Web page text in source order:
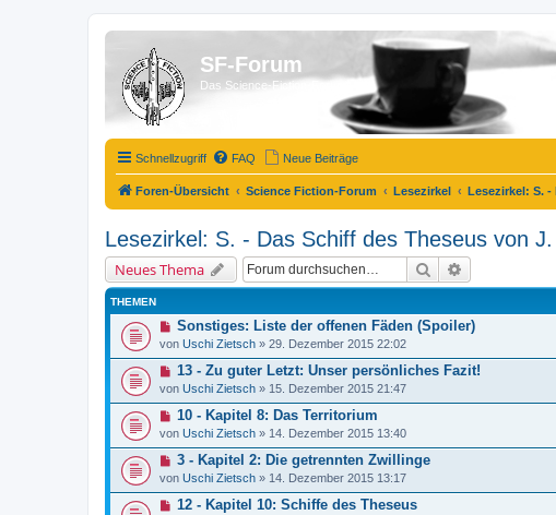
SF-Forum
Das Science-Fiction-Forum!
Schnellzugriff FAQ Neue Beiträge
Foren-Übersicht Science Fiction-Forum Lesezirkel Lesezirkel: S.
Lesezirkel: S. - Das Schiff des Theseus von
Neues Thema Suche
THEMEN
Sonstiges: Liste der offenen Fäden (Spoiler)
von Uschi Zietsch » 29. Dezember 2015 22:02
13 - Zu guter Letzt: Unser persönliches Fazit!
von Uschi Zietsch » 15. Dezember 2015 21:47
10 - Kapitel 8: Das Territorium
von Uschi Zietsch » 14. Dezember 2015 13:40
3 - Kapitel 2: Die getrennten Zwillinge
von Uschi Zietsch » 14. Dezember 2015 13:17
12 - Kapitel 10: Schiffe des Theseus